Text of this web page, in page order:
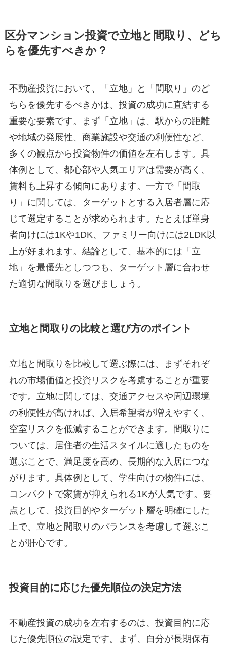
区分マンション投資で立地と間取り、どち
らを優先すべきか？
不動産投資において、「立地」と「間取り」のど
ちらを優先するべきかは、投資の成功に直結する
重要な要素です。まず「立地」は、駅からの距離
や地域の発展性、商業施設や交通の利便性など、
多くの観点から投資物件の価値を左右します。具
体例として、都心部や人気エリアは需要が高く、
賃料も上昇する傾向にあります。一方で「間取
り」に関しては、ターゲットとする入居者層に応
じて選定することが求められます。たとえば単身
者向けには1Kや1DK、ファミリー向けには2LDK以
上が好まれます。結論として、基本的には「立
地」を最優先としつつも、ターゲット層に合わせ
た適切な間取りを選びましょう。
立地と間取りの比較と選び方のポイント
立地と間取りを比較して選ぶ際には、まずそれぞ
れの市場価値と投資リスクを考慮することが重要
です。立地に関しては、交通アクセスや周辺環境
の利便性が高ければ、入居希望者が増えやすく、
空室リスクを低減することができます。間取りに
ついては、居住者の生活スタイルに適したものを
選ぶことで、満足度を高め、長期的な入居につな
がります。具体例として、学生向けの物件には、
コンパクトで家賃が抑えられる1Kが人気です。要
点として、投資目的やターゲット層を明確にした
上で、立地と間取りのバランスを考慮して選ぶこ
とが肝心です。
投資目的に応じた優先順位の決定方法
不動産投資の成功を左右するのは、投資目的に応
じた優先順位の設定です。まず、自分が長期保有